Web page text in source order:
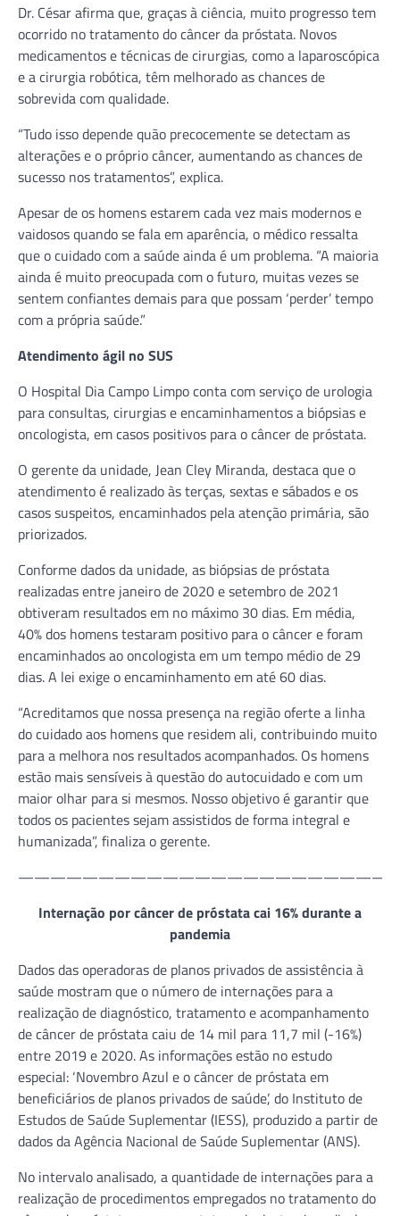
Dr. César afirma que, graças à ciência, muito progresso tem
ocorrido no tratamento do câncer da próstata. Novos
medicamentos e técnicas de cirurgias, como a laparoscópica
e a cirurgia robótica, têm melhorado as chances de
sobrevida com qualidade.
“Tudo isso depende quão precocemente se detectam as
alterações e o próprio câncer, aumentando as chances de
sucesso nos tratamentos”, explica.
Apesar de os homens estarem cada vez mais modernos e
vaidosos quando se fala em aparência, o médico ressalta
que o cuidado com a saúde ainda é um problema. “A maioria
ainda é muito preocupada com o futuro, muitas vezes se
sentem confiantes demais para que possam ‘perder’ tempo
com a própria saúde.”
Atendimento ágil no SUS
O Hospital Dia Campo Limpo conta com serviço de urologia
para consultas, cirurgias e encaminhamentos a biópsias e
oncologista, em casos positivos para o câncer de próstata.
O gerente da unidade, Jean Cley Miranda, destaca que o
atendimento é realizado às terças, sextas e sábados e os
casos suspeitos, encaminhados pela atenção primária, são
priorizados.
Conforme dados da unidade, as biópsias de próstata
realizadas entre janeiro de 2020 e setembro de 2021
obtiveram resultados em no máximo 30 dias. Em média,
40% dos homens testaram positivo para o câncer e foram
encaminhados ao oncologista em um tempo médio de 29
dias. A lei exige o encaminhamento em até 60 dias.
“Acreditamos que nossa presença na região oferte a linha
do cuidado aos homens que residem ali, contribuindo muito
para a melhora nos resultados acompanhados. Os homens
estão mais sensíveis à questão do autocuidado e com um
maior olhar para si mesmos. Nosso objetivo é garantir que
todos os pacientes sejam assistidos de forma integral e
humanizada”, finaliza o gerente.
Internação por câncer de próstata cai 16% durante a
pandemia
Dados das operadoras de planos privados de assistência à
saúde mostram que o número de internações para a
realização de diagnóstico, tratamento e acompanhamento
de câncer de próstata caiu de 14 mil para 11,7 mil (-16%)
entre 2019 e 2020. As informações estão no estudo
especial: ‘Novembro Azul e o câncer de próstata em
beneficiários de planos privados de saúde’, do Instituto de
Estudos de Saúde Suplementar (IESS), produzido a partir de
dados da Agência Nacional de Saúde Suplementar (ANS).
No intervalo analisado, a quantidade de internações para a
realização de procedimentos empregados no tratamento do